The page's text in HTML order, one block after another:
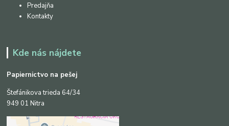
Predajňa
Kontakty
Kde nás nájdete
Papiernictvo na pešej
Štefánikova trieda 64/34
949 01 Nitra